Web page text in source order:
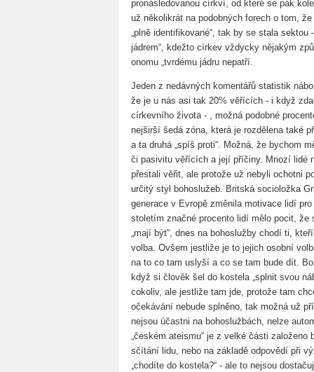
pronásledovanou církví, od které se pak
už několikrát na podobných forech o tom,
„plně identifikované“, tak by se stala
jádrem“, kdežto církev vždycky nějakým
onomu „tvrdému jádru nepatří.
Jeden z nedávných komentářů statistik
že je u nás asi tak 20% věřících - i když
církevního života - , možná podobné
nejširší šedá zóna, která je rozdělena také
a ta druhá „spíš proti“. Možná, že bychom
či pasivitu věřících a její příčiny. Mnozí lidé
přestali věřit, ale protože už nebyli ochotni
určitý styl bohoslužeb. Britská socioložka
generace v Evropě změnila motivace lidí
stoletím značné procento lidí mělo pocit,
„mají být“, dnes na bohoslužby chodí ti,
volba. Ovšem jestliže je to jejich osobní
na to co tam uslyší a co se tam bude dít.
když si člověk šel do kostela „splnit svou
cokoliv, ale jestliže tam jde, protože tam
očekávání nebude splněno, tak možná už
nejsou účastni na bohoslužbách, nelze
„českém ateismu“ je z velké části
sčítání lidu, nebo na základě odpovědí při
„chodíte do kostela?“ - ale to nejsou